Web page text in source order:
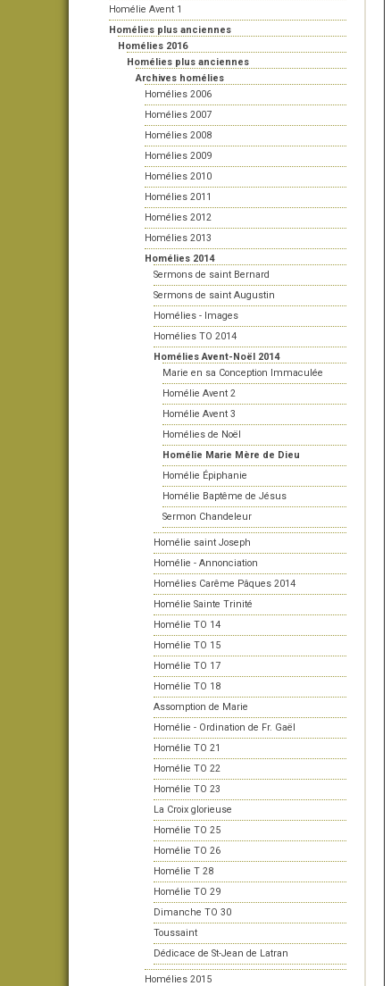
Homélie Avent 1
Homélies plus anciennes
Homélies 2016
Homélies plus anciennes
Archives homélies
Homélies 2006
Homélies 2007
Homélies 2008
Homélies 2009
Homélies 2010
Homélies 2011
Homélies 2012
Homélies 2013
Homélies 2014
Sermons de saint Bernard
Sermons de saint Augustin
Homélies - Images
Homélies TO 2014
Homélies Avent-Noël 2014
Marie en sa Conception Immaculée
Homélie Avent 2
Homélie Avent 3
Homélies de Noël
Homélie Marie Mère de Dieu
Homélie Épiphanie
Homélie Baptême de Jésus
Sermon Chandeleur
Homélie saint Joseph
Homélie - Annonciation
Homélies Carême Pâques 2014
Homélie Sainte Trinité
Homélie TO 14
Homélie TO 15
Homélie TO 17
Homélie TO 18
Assomption de Marie
Homélie - Ordination de Fr. Gaël
Homélie TO 21
Homélie TO 22
Homélie TO 23
La Croix glorieuse
Homélie TO 25
Homélie TO 26
Homélie T 28
Homélie TO 29
Dimanche TO 30
Toussaint
Dédicace de St-Jean de Latran
Homélies 2015